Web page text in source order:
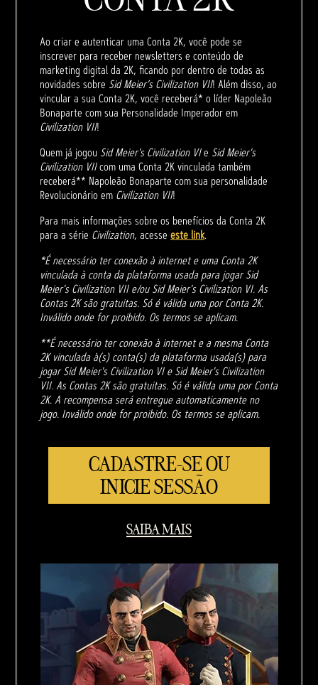
Ao criar e autenticar uma Conta 2K, você pode se
inscrever para receber newsletters e conteúdo de
marketing digital da 2K, ficando por dentro de todas as
novidades sobre Sid Meier’s Civilization VII! Além disso, ao
vincular a sua Conta 2K, você receberá* o líder Napoleão
Bonaparte com sua Personalidade Imperador em
Civilization VII!
Quem já jogou Sid Meier's Civilization VIe Sid Meier's
Civilization VIIcom uma Conta 2K vinculada também
receberá** Napoleão Bonaparte com sua personalidade
Revolucionário em Civilization VII!
Para mais informações sobre os benefícios da Conta 2K
para a série Civilization, acesse este link.
*É necessário ter conexão à internet e uma Conta 2K
vinculada à conta da plataforma usada para jogar Sid
Meier's Civilization VII e/ou Sid Meier's Civilization VI. As
Contas 2K são gratuitas. Só é válida uma por Conta 2K.
Inválido onde for proibido. Os termos se aplicam.
**É necessário ter conexão à internet e a mesma Conta
2K vinculada à(s) conta(s) da plataforma usada(s) para
jogar Sid Meier's Civilization VI e Sid Meier's Civilization
VII. As Contas 2K são gratuitas. Só é válida uma por Conta
2K. A recompensa será entregue automaticamente no
jogo. Inválido onde for proibido. Os termos se aplicam.
CADASTRE-SE OU
INICIE SESSÃO
SAIBA MAIS